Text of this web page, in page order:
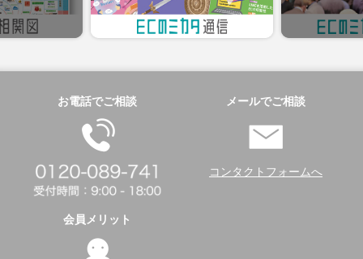
お電話でご相談 メールでご相談
コンタクトフォームへ
会員メリット